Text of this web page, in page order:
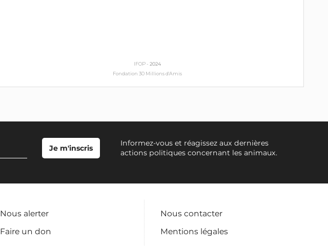
IFOP - 2024
Fondation 30 Millions d'Amis
Informez-vous et réagissez aux dernières
actions politiques concernant les animaux.
Nous alerter
Faire un don
Nous contacter
Mentions légales